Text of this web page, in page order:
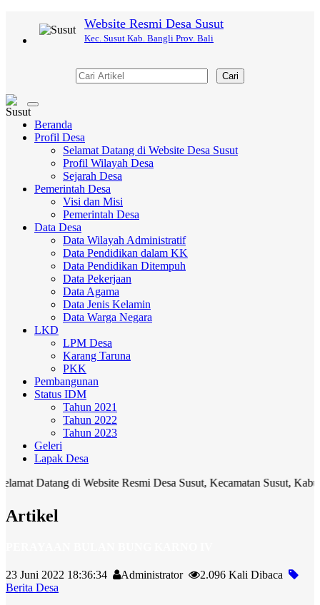
Website Resmi Desa Susut
Kec. Susut Kab. Bangli Prov. Bali
Cari
Toggle
navigation
Beranda
Profil Desa
Selamat Datang di Website Desa Susut
Profil Wilayah Desa
Sejarah Desa
Pemerintah Desa
Visi dan Misi
Pemerintah Desa
Data Desa
Data Wilayah Administratif
Data Pendidikan dalam KK
Data Pendidikan Ditempuh
Data Pekerjaan
Data Agama
Data Jenis Kelamin
Data Warga Negara
LKD
LPM Desa
Karang Taruna
PKK
Pembangunan
Status IDM
Tahun 2021
Tahun 2022
Tahun 2023
Geleri
Lapak Desa
di Website Resmi Desa Susut, Kecamatan Susut, Kabupaten
Artikel
23 Juni 2022 18:36:34 Administrator
2.096 Kali Dibaca
Berita Desa